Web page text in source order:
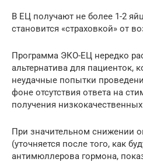
В ЕЦ получают не более 1-2
становится «страховкой» от
Программа ЭКО-ЕЦ нередко
альтернатива для
неудачные попытки
фоне отсутствия ответа на
получения
При значительном снижении
(уточняется после того, как
антимюллерова гормона,